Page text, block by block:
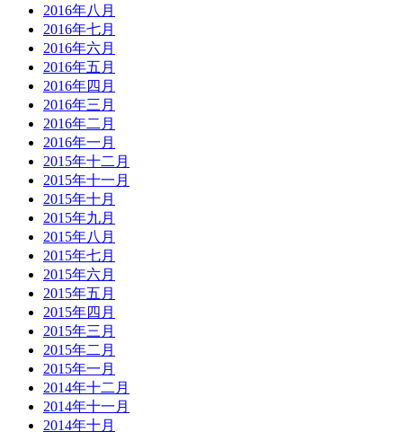
2016年八月
2016年七月
2016年六月
2016年五月
2016年四月
2016年三月
2016年二月
2016年一月
2015年十二月
2015年十一月
2015年十月
2015年九月
2015年八月
2015年七月
2015年六月
2015年五月
2015年四月
2015年三月
2015年二月
2015年一月
2014年十二月
2014年十一月
2014年十月